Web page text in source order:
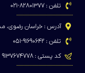
تلفن : ۸۲۸۰۱۳۷۷-۰۲۱
آدرس : خراسان رضوی،
تلفن : ۹۱۶۹۰۶۴۲-۰۵۱
کد پستی : ۹۱۳۷۶۷۴۷۷۸